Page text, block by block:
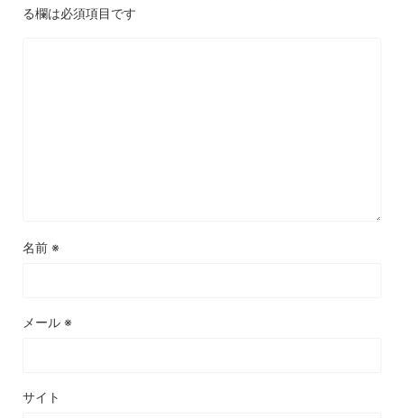
る欄は必須項目です
名前 ※
メール ※
サイト